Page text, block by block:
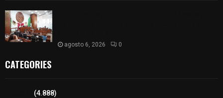
agosto 6, 2026 0
CATEGORIES
(4.888)